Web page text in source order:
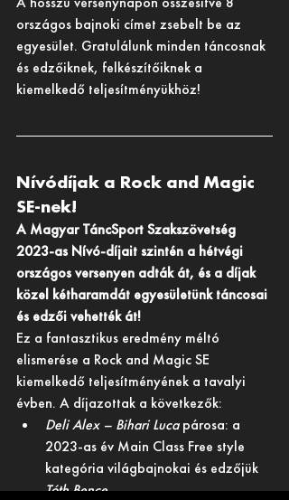
országos bajnoki címet zsebelt be az
egyesület. Gratulálunk minden táncosnak
és edzőiknek, felkészítőiknek a
kiemelkedő teljesítményükhöz!
Nívódíjak a Rock and Magic
SE-nek!
A Magyar TáncSport Szakszövetség
2023-as Nívó-díjait szintén a hétvégi
országos versenyen adták át, és a díjak
közel kétharamdát egyesületünk táncosai
és edzői vehették át!
Ez a fantasztikus eredmény méltó
elismerése a Rock and Magic SE
kiemelkedő teljesítményének a tavalyi
évben. A díjazottak a következők:
Deli Alex – Bihari Luca párosa: a
2023-as év Main Class Free style
kategória világbajnokai és edzőjük
Tóth Bence.